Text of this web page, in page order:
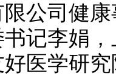
公司健
书记李娟
医学研